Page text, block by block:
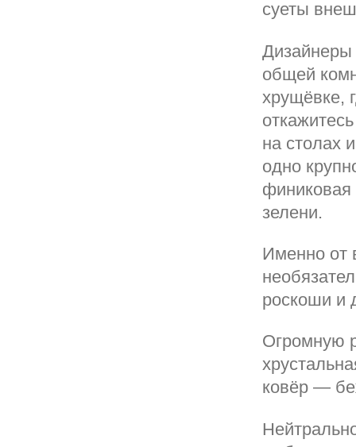
суеты
Дизайнеры
общей
хрущёвке,
на столах
одно
финиковая
зелени.
Именно от
роскоши и
Огромную
ковёр —